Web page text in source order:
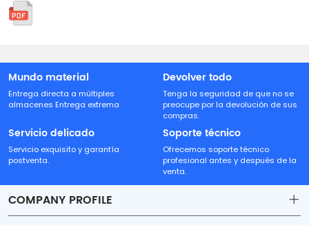
Mundo material
Entrega directa a múltiples
almacenes Entrega extrema
Devolver todo
Tenga la seguridad de que no se
preocupe por la devolución de sus
compras.
Servicio delicado
Servicio exquisito y garantía
postventa.
Soporte técnico
Ofrecemos soporte técnico
profesional antes y después de la
venta.
COMPANY PROFILE